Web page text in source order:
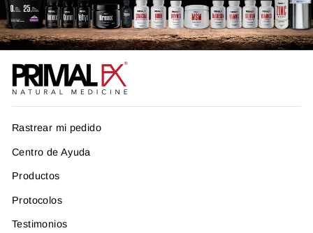
Rastrear mi pedido
Centro de Ayuda
Productos
Protocolos
Testimonios